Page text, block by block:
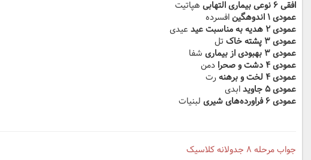
افقی ۶ نوعی بیماری التهابی
هپاتیت
عمودی ۱ اندوهگین
افسرده
عمودی ۲ هدیه به مناسبت عید
عیدی
عمودی ۳ پشته خاک
تل
عمودی ۳ بهبودی از بیماری
شفا
عمودی ۴ دشت و صحرا
دمن
عمودی ۴ لخت و برهنه
رت
عمودی ۵ جاوید
ابدی
عمودی ۶ فراورده‌های شیری
لبنیات
جواب مرحله ۸ جدولانه کلاسیک